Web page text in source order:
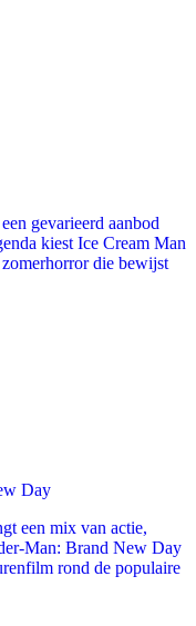
gevarieerd aanbod
kiest Ice Cream Man
die bewijst
Day
een mix van actie,
Man: Brand New Day
rond de populaire